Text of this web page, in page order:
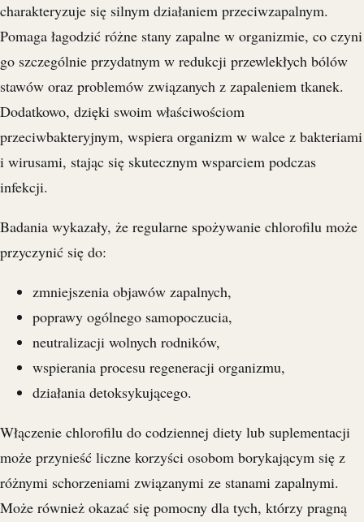
charakteryzuje się silnym działaniem przeciwzapalnym.
Pomaga łagodzić różne stany zapalne w organizmie, co czyni
go szczególnie przydatnym w redukcji przewlekłych bólów
stawów oraz problemów związanych z zapaleniem tkanek.
Dodatkowo, dzięki swoim właściwościom
przeciwbakteryjnym, wspiera organizm w walce z bakteriami
i wirusami, stając się skutecznym wsparciem podczas
infekcji.
Badania wykazały, że regularne spożywanie chlorofilu może
przyczynić się do:
zmniejszenia objawów zapalnych,
poprawy ogólnego samopoczucia,
neutralizacji wolnych rodników,
wspierania procesu regeneracji organizmu,
działania detoksykującego.
Włączenie chlorofilu do codziennej diety lub suplementacji
może przynieść liczne korzyści osobom borykającym się z
różnymi schorzeniami związanymi ze stanami zapalnymi.
Może również okazać się pomocny dla tych, którzy pragną